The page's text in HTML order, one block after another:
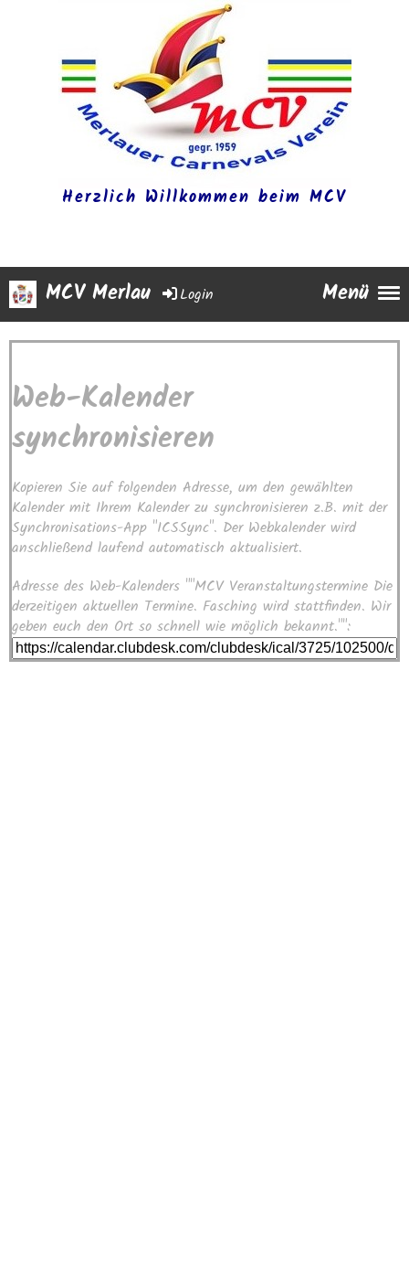
Herzlich Willkommen beim MCV
Menü
Login
MCV Merlau
Web-Kalender
synchronisieren
Kopieren Sie auf folgenden Adresse, um den gewählten
Kalender mit Ihrem Kalender zu synchronisieren z.B. mit der
Synchronisations-App "ICSSync". Der Webkalender wird
anschließend laufend automatisch aktualisiert.
Adresse des Web-Kalenders ""MCV Veranstaltungstermine Die
derzeitigen aktuellen Termine. Fasching wird stattfinden. Wir
geben euch den Ort so schnell wie möglich bekannt."":